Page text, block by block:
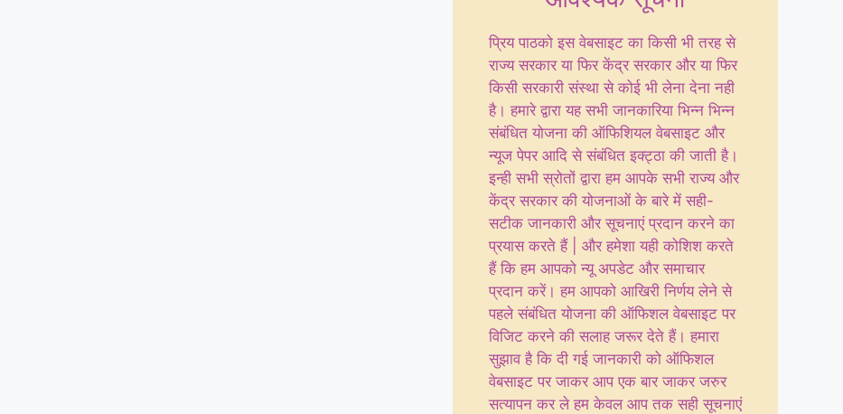
प्रिय पाठको इस वेबसाइट का किसी भी तरह से
राज्य सरकार या फिर केंद्र सरकार और या फिर
किसी सरकारी संस्था से कोई भी लेना देना नही
है। हमारे द्वारा यह सभी जानकारिया भिन्न भिन्न
संबंधित योजना की ऑफिशियल वेबसाइट और
न्यूज पेपर आदि से संबंधित इक्ट्ठा की जाती है।
इन्ही सभी स्रोतों द्वारा हम आपके सभी राज्य और
केंद्र सरकार की योजनाओं के बारे में सही-
सटीक जानकारी और सूचनाएं प्रदान करने का
प्रयास करते हैं | और हमेशा यही कोशिश करते
हैं कि हम आपको न्यू अपडेट और समाचार
प्रदान करें। हम आपको आखिरी निर्णय लेने से
पहले संबंधित योजना की ऑफिशल वेबसाइट पर
विजिट करने की सलाह जरूर देते हैं। हमारा
सुझाव है कि दी गई जानकारी को ऑफिशल
वेबसाइट पर जाकर आप एक बार जाकर जरुर
सत्यापन कर ले हम केवल आप तक सही सूचनाएं